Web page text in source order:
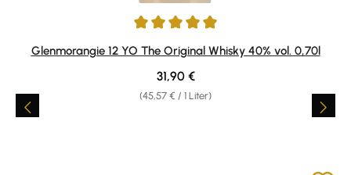
Durchschnittliche Bewertung von 4.94 von 5 Sternen
Glenmorangie 12 YO The Original Whisky 40% vol. 0,70l
(45,57 € / 1 Liter)
Regulärer Preis:
31,90 €